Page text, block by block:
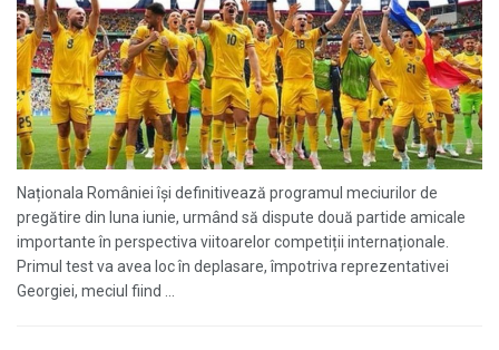
Naționala României își definitivează programul meciurilor de
pregătire din luna iunie, urmând să dispute două partide amicale
importante în perspectiva viitoarelor competiții internaționale.
Primul test va avea loc în deplasare, împotriva reprezentativei
Georgiei, meciul fiind ...